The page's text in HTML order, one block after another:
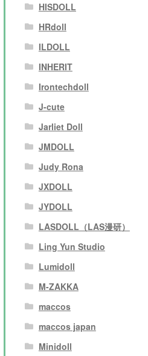
HISDOLL
HRdoll
ILDOLL
INHERIT
Irontechdoll
J-cute
Jarliet Doll
JMDOLL
Judy Rona
JXDOLL
JYDOLL
LASDOLL（LAS漫研）
Ling Yun Studio
Lumidoll
M-ZAKKA
maccos
maccos japan
Minidoll